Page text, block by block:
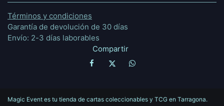
Términos y condiciones
Garantía de devolución de 30 días
Envío: 2-3 días laborables
Compartir
Magic Event es tu tienda de cartas coleccionables y TCG en Tarragona.